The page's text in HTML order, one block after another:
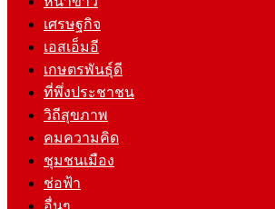
เศรษฐกิจ
เอสเอ็มอี
เกษตรพันธุ์ดี
ที่พึ่งประชาชน
วิถีสุขภาพ
คมความคิด
ชุมชนเมือง
ช่อฟ้า
อื่นๆ